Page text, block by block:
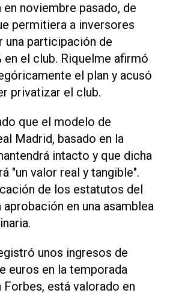
en noviembre pasado, de
permitiera a ‌inversores
una participación de
en el club. Riquelme afirmó
el plan y acusó
privatizar el club.
que el modelo de
Madrid, basado en la
intacto y que dicha
"un valor real y tangible".
de los estatutos del
en una asamblea
unos ingresos de
euros en la temporada
Forbes, está valorado en